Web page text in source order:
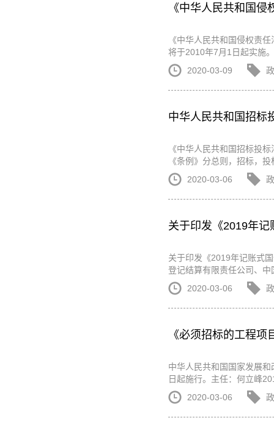
《中华人民共和国侵
《中华人民共和国侵权责
将于2010年7月1日起实施
2020-03-09
中华人民共和国招标
《中华人民共和国招标投
《条例》分总则，招标，
2020-03-06
关于印发《2019年
关于印发《2019年记账式
登记结算有限责任公司、
2020-03-06
《必须招标的工程项
中华人民共和国国家发展
日起施行。主任：何立峰
2020-03-06